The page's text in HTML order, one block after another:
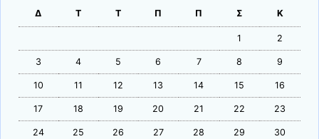
Δ Τ Τ Π Π Σ Κ
1 2
3 4 5 6 7 8 9
10 11 12 13 14 15 16
17 18 19 20 21 22 23
24 25 26 27 28 29 30